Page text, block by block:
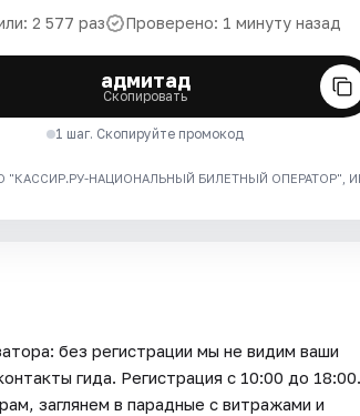
2 577 раз Проверено: 1 минуту назад
адмитад
Скопировать
1 шаг. Скопируйте промокод
"КАССИР.РУ-НАЦИОНАЛЬНЫЙ БИЛЕТНЫЙ ОПЕРАТОР",
без регистрации мы не видим ваши
гида. Регистрация с 10:00 до 18:00.
заглянем в парадные с витражами и